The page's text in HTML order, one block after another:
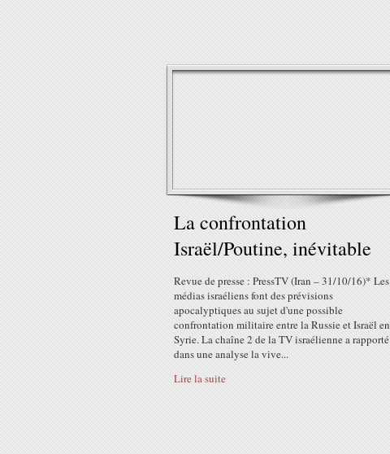
La confrontation
Israël/Poutine, inévitable
Revue de presse : PressTV (Iran – 31/10/16)* Les
médias israéliens font des prévisions
apocalyptiques au sujet d'une possible
confrontation militaire entre la Russie et Israël en
Syrie. La chaîne 2 de la TV israélienne a rapporté
dans une analyse la vive...
Lire la suite